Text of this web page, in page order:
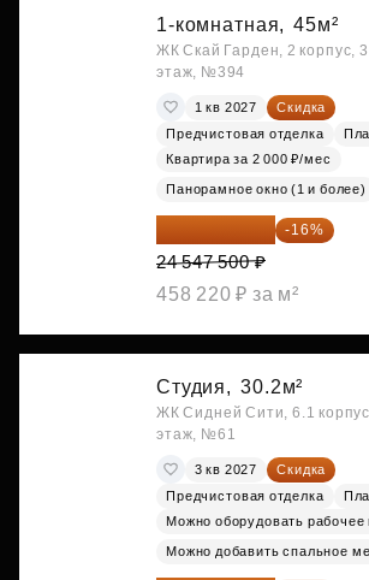
1-комнатная, 45м²
ЖК Скай Гарден, 2 корпус, 3
этаж, №394
1 кв 2027
Скидка
Предчистовая отделка
Квартира за 2 000 ₽/мес
Панорамное окно (1 и более)
20 619 900 ₽ -16%
24 547 500 ₽
458 220 ₽ за м²
Студия, 30.2м²
ЖК Сидней Сити, 6.1
этаж, №61
3 кв 2027
Скидка
Предчистовая отделка
Можно оборудовать рабочее
Можно добавить спальное